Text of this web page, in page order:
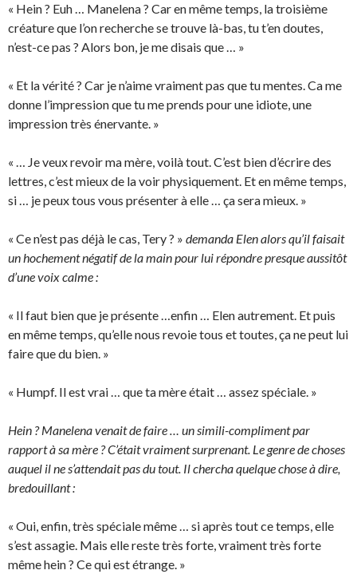
« Hein ? Euh … Manelena ? Car en même temps, la troisième
créature que l’on recherche se trouve là-bas, tu t’en doutes,
n’est-ce pas ? Alors bon, je me disais que … »
« Et la vérité ? Car je n’aime vraiment pas que tu mentes. Ca me
donne l’impression que tu me prends pour une idiote, une
impression très énervante. »
« … Je veux revoir ma mère, voilà tout. C’est bien d’écrire des
lettres, c’est mieux de la voir physiquement. Et en même temps,
si … je peux tous vous présenter à elle … ça sera mieux. »
« Ce n’est pas déjà le cas, Tery ? » demanda Elen alors qu’il faisait
un hochement négatif de la main pour lui répondre presque aussitôt
d’une voix calme :
« Il faut bien que je présente …enfin … Elen autrement. Et puis
en même temps, qu’elle nous revoie tous et toutes, ça ne peut lui
faire que du bien. »
« Humpf. Il est vrai … que ta mère était … assez spéciale. »
Hein ? Manelena venait de faire … un simili-compliment par
rapport à sa mère ? C’était vraiment surprenant. Le genre de choses
auquel il ne s’attendait pas du tout. Il chercha quelque chose à dire,
bredouillant :
« Oui, enfin, très spéciale même … si après tout ce temps, elle
s’est assagie. Mais elle reste très forte, vraiment très forte
même hein ? Ce qui est étrange. »